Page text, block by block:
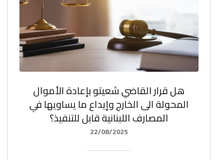
هل قرار القاضي شعيتو بإعادة الأموال
المحولة الى الخارج وإيداع ما يساويها في
المصارف اللبنانية قابل للتنفيذ؟
22/08/2025